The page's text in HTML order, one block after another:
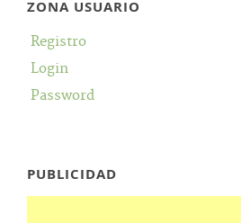
ZONA USUARIO
Registro
Login
Password
PUBLICIDAD